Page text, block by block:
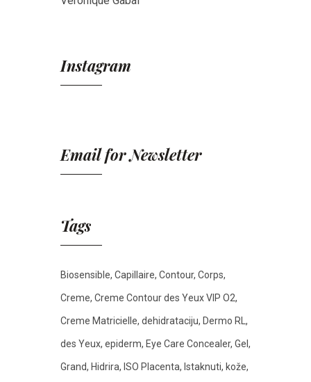
Instagram
Email for Newsletter
Tags
Biosensible Capillaire Contour Corps
Creme Creme Contour des Yeux VIP O2
Creme Matricielle dehidrataciju Dermo RL
des Yeux epiderm Eye Care Concealer Gel
Grand Hidrira ISO Placenta Istaknuti kože